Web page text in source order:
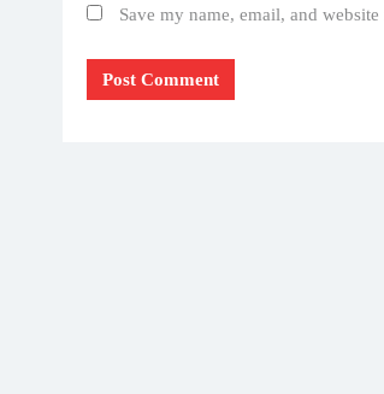
Save my name, email, and